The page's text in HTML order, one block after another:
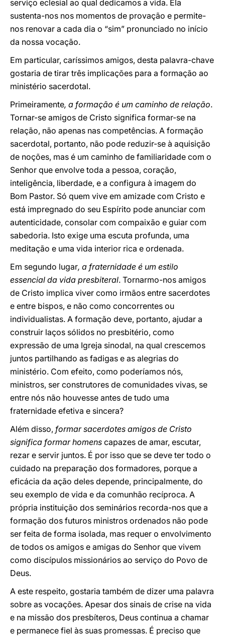
serviço eclesial ao qual dedicamos a vida. Ela
sustenta-nos nos momentos de provação e permite-
nos renovar a cada dia o “sim” pronunciado no início
da nossa vocação.
Em particular, caríssimos amigos, desta palavra-chave
gostaria de tirar três implicações para a formação ao
ministério sacerdotal.
Primeiramente, a formação é um caminho de relação.
Tornar-se amigos de Cristo significa formar-se na
relação, não apenas nas competências. A formação
sacerdotal, portanto, não pode reduzir-se à aquisição
de noções, mas é um caminho de familiaridade com o
Senhor que envolve toda a pessoa, coração,
inteligência, liberdade, e a configura à imagem do
Bom Pastor. Só quem vive em amizade com Cristo e
está impregnado do seu Espírito pode anunciar com
autenticidade, consolar com compaixão e guiar com
sabedoria. Isto exige uma escuta profunda, uma
meditação e uma vida interior rica e ordenada.
Em segundo lugar, a fraternidade é um estilo
essencial da vida presbiteral. Tornarmo-nos amigos
de Cristo implica viver como irmãos entre sacerdotes
e entre bispos, e não como concorrentes ou
individualistas. A formação deve, portanto, ajudar a
construir laços sólidos no presbitério, como
expressão de uma Igreja sinodal, na qual crescemos
juntos partilhando as fadigas e as alegrias do
ministério. Com efeito, como poderíamos nós,
ministros, ser construtores de comunidades vivas, se
entre nós não houvesse antes de tudo uma
fraternidade efetiva e sincera?
Além disso, formar sacerdotes amigos de Cristo
significa formar homens capazes de amar, escutar,
rezar e servir juntos. É por isso que se deve ter todo o
cuidado na preparação dos formadores, porque a
eficácia da ação deles depende, principalmente, do
seu exemplo de vida e da comunhão recíproca. A
própria instituição dos seminários recorda-nos que a
formação dos futuros ministros ordenados não pode
ser feita de forma isolada, mas requer o envolvimento
de todos os amigos e amigas do Senhor que vivem
como discípulos missionários ao serviço do Povo de
Deus.
A este respeito, gostaria também de dizer uma palavra
sobre as vocações. Apesar dos sinais de crise na vida
e na missão dos presbíteros, Deus continua a chamar
e permanece fiel às suas promessas. É preciso que